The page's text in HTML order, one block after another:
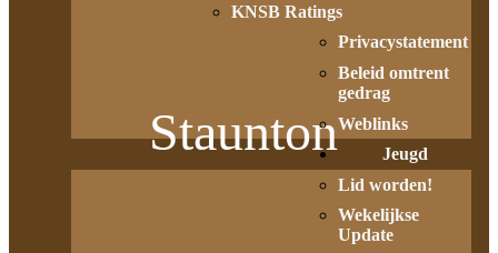
Staunton
KNSB Ratings
Privacystatement
Beleid omtrent
gedrag
Weblinks
Jeugd
Lid worden!
Wekelijkse
Update